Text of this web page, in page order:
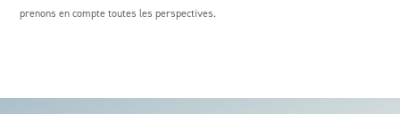
prenons en compte toutes les perspectives.